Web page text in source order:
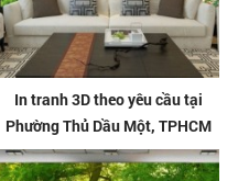
In tranh 3D theo yêu cầu tại
Phường Thủ Dầu Một, TPHCM